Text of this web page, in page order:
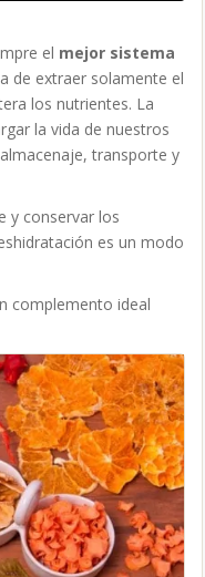
el mejor sistema
de extraer solamente el
los nutrientes. La
la vida de nuestros
transporte y
y conservar los
es un modo
complemento ideal